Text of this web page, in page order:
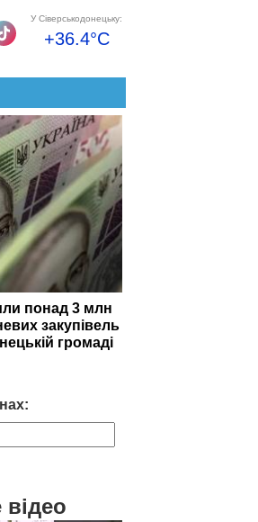
У Сіверськодонецьку:
+36.4°C
понад 3 млн
закупівель
громаді